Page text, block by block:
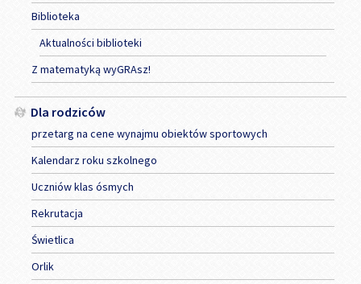
Biblioteka
Aktualności biblioteki
Z matematyką wyGRAsz!
Dla rodziców
przetarg na cene wynajmu obiektów sportowych
Kalendarz roku szkolnego
Uczniów klas ósmych
Rekrutacja
Świetlica
Orlik